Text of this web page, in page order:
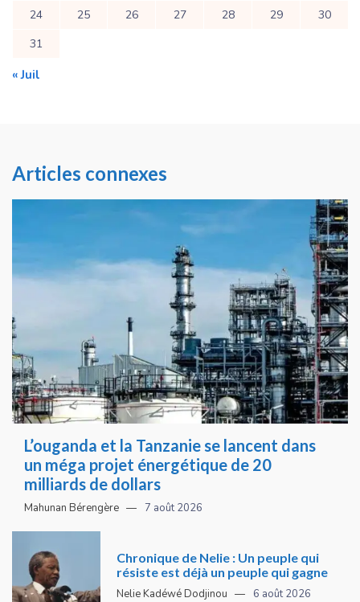
24
25 26 27 28 29
30
31
« Juil
Articles connexes
L’ouganda et la Tanzanie se lancent dans
un méga projet énergétique de 20
milliards de dollars
Mahunan Bérengère 7 août 2026
Chronique de Nelie : Un peuple qui
résiste est déjà un peuple qui gagne
Nelie Kadéwé Dodjinou 6 août 2026